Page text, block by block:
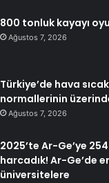
800 tonluk kayayı
Ağustos 7, 2026
Türkiye’de hava
normallerinin
Ağustos 7, 2026
2025’te Ar-Ge’ye
harcadık! Ar-Ge’de
üniversitelere